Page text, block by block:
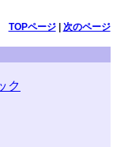
TOPページ| 次のページ